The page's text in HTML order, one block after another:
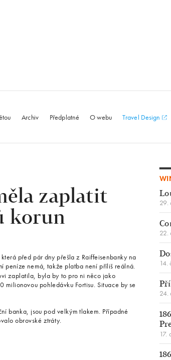
Archiv Předplatné O webu Travel Design
zaplatit
korun
před pár dny přešla z Raiffeisenbanky na
peníze nemá, takže platba není příliš reálná.
zaplatila, byla by to pro ni něco jako
pohledávku Fortisu. Situace by se
banka, jsou pod velkým tlakem. Případné
obrovské ztráty.
29.
22.
14.
24.
17.